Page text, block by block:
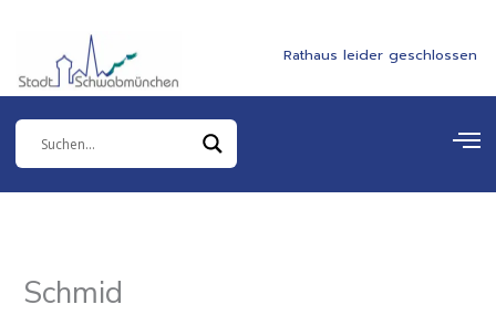
springen
Rathaus leider geschlossen
Schmid